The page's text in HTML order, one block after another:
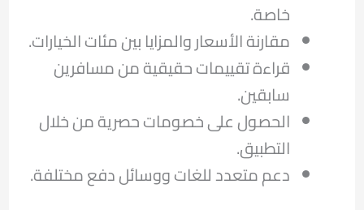
خاصة.
مقارنة الأسعار والمزايا بين مئات الخيارات.
قراءة تقييمات حقيقية من مسافرين
سابقين.
الحصول على خصومات حصرية من خلال
التطبيق.
دعم متعدد للغات ووسائل دفع مختلفة.